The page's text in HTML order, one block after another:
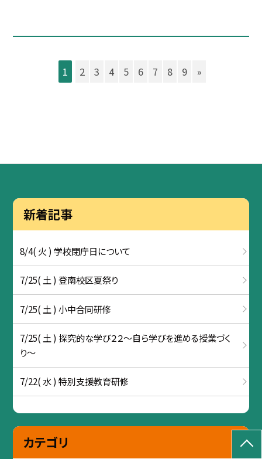
1 2 3 4 5 6 7 8 9 »
新着記事
8/4( 火 ) 学校閉庁日について
7/25( 土 ) 登南校区夏祭り
7/25( 土 ) 小中合同研修
7/25( 土 ) 探究的な学び２２～自ら学びを進める授業づく
り～
7/22( 水 ) 特別支援教育研修
カテゴリ